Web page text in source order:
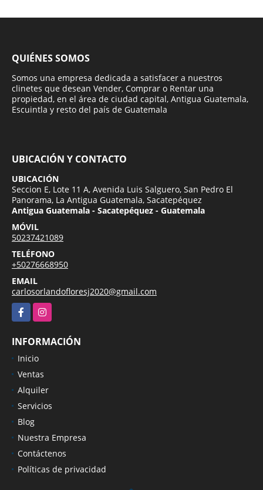
QUIÉNES SOMOS
Somos una empresa dedicada a satisfacer a nuestros
clinetes que desean Vender, Comprar o Rentar una
propiedad, en el área de ciudad capital, Antigua Guatemala,
Escuintla y resto del país de Guatemala
UBICACIÓN Y CONTACTO
UBICACIÓN
Seccion E, Lote 11 A, Avenida Luis Salguero, San Pedro El
Panorama, La Antigua Guatemala, Sacatepéquez
Antigua Guatemala - Sacatepéquez - Guatemala
MÓVIL
50237421089
TELÉFONO
+50276668950
EMAIL
carlosorlandofloresj2020@gmail.com
FacebookInstagram
INFORMACIÓN
Inicio
Ventas
Alquiler
Servicios
Blog
Nuestra Empresa
Contáctenos
Políticas de privacidad